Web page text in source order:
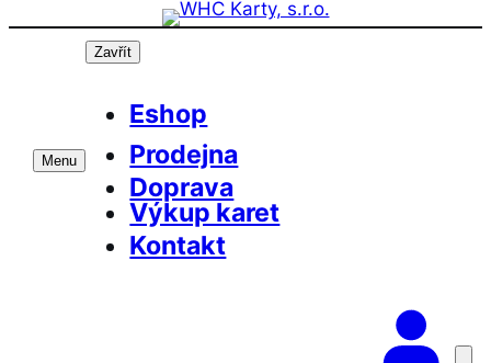
Přeskočit
Menu
Zavřít
Eshop
Prodejna
Doprava
Výkup karet
Kontakt